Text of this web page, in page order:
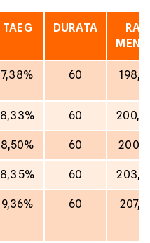
TAEG DURATA
7,38% 60
8,33% 60
8,50% 60
8,35% 60
9,36% 60